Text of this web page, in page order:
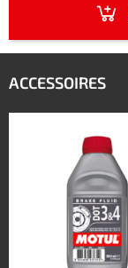
ACCESSOIRES